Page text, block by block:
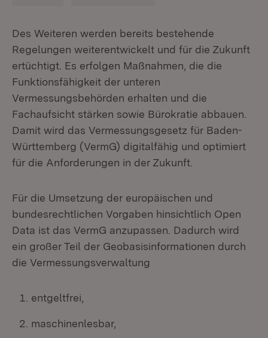
Des Weiteren werden bereits bestehende
Regelungen weiterentwickelt und für die Zukunft
ertüchtigt. Es erfolgen Maßnahmen, die die
Funktionsfähigkeit der unteren
Vermessungsbehörden erhalten und die
Fachaufsicht stärken sowie Bürokratie abbauen.
Damit wird das Vermessungsgesetz für Baden-
Württemberg (VermG) digitalfähig und optimiert
für die Anforderungen in der Zukunft.
Für die Umsetzung der europäischen und
bundesrechtlichen Vorgaben hinsichtlich Open
Data ist das VermG anzupassen. Dadurch wird
ein großer Teil der Geobasisinformationen durch
die Vermessungsverwaltung
entgeltfrei,
maschinenlesbar,